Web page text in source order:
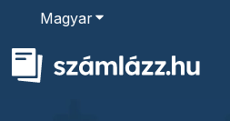
MagyarAlmenü